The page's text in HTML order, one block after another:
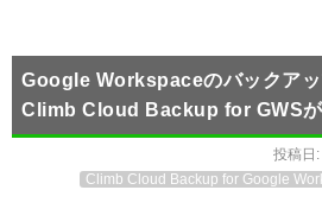
Google Workspaceのバックアッ
Climb Cloud Backup for GWSが
投稿日:
Climb Cloud Backup for Google